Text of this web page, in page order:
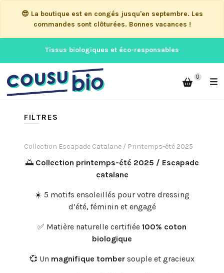
😎 La boutique est en congés jusqu'en septembre. Les
commandes sont clôturées. Bonnes vacances !
Tissus biologiques et éco-responsables
0
FILTRES
Collection Escapade Catalane / Printemps-été 2025
🌅 Collection printemps-été 2025 / Escapade
catalane
☀️ 5 motifs ensoleillés pour votre dressing
d’été, féminin et engagé
✅ Matière naturelle certifiée 100% coton
biologique
💞 Un magnifique tomber souple et gracieux